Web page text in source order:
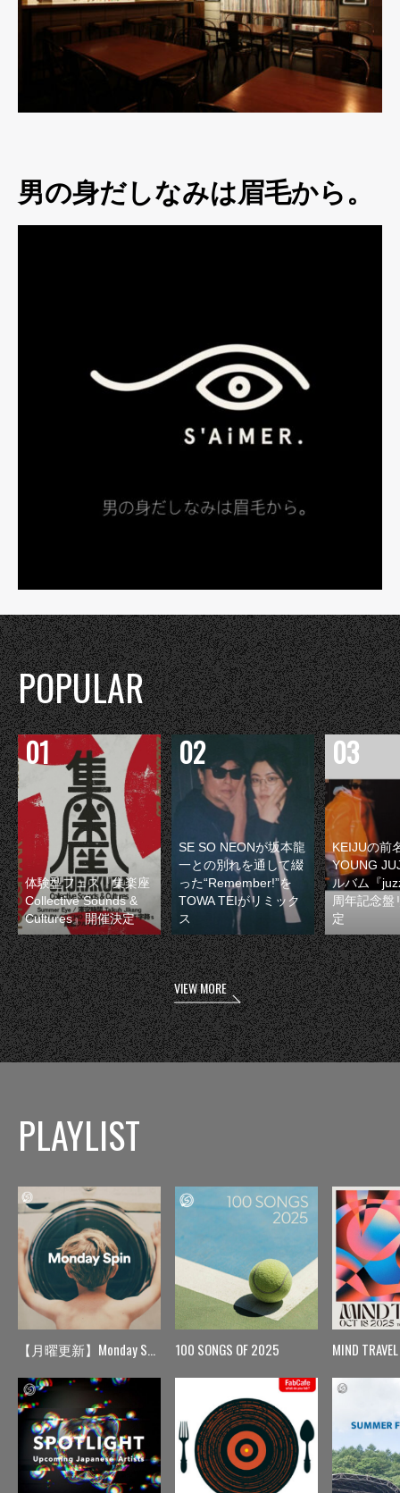
男の身だしなみは眉毛から。
POPULAR
体験型フェス『集楽座
Collective Sounds &
Cultures』開催決定
SE SO NEONが坂本龍
一との別れを通して綴
った“Remember!”を
TOWA TEIがリミック
ス
KEIJUの前
YOUNG
ルバム『
周年記念盤
定
VIEW MORE
PLAYLIST
【月曜更新】Monday Spin 100 SONGS OF 2025 MIND TRAVEL